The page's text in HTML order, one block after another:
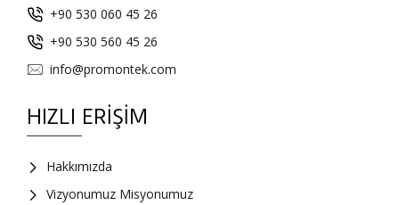
+90 530 060 45 26
+90 530 560 45 26
info@promontek.com
HIZLI ERIŞIM
Hakkımızda
Vizyonumuz Misyonumuz